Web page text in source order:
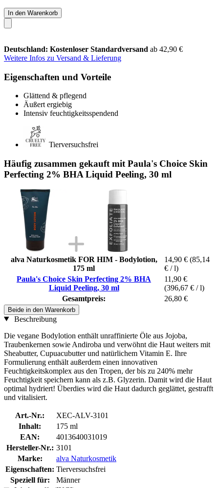
In den Warenkorb
Deutschland: Kostenloser Standardversand ab 42,90 €
Weitere Infos zu Versand & Lieferung
Eigenschaften und Vorteile
Glättend & pflegend
Äußert ergiebig
Intensiv feuchtigkeitsspendend
Tierversuchsfrei
Häufig zusammen gekauft mit Paula's Choice Skin
Perfecting 2% BHA Liquid Peeling, 30 ml
alva Naturkosmetik FOR HIM - Bodylotion,
175 ml
14,90 € (85,14
€ / l)
Paula's Choice Skin Perfecting 2% BHA
Liquid Peeling, 30 ml
11,90 €
(396,67 € / l)
Gesamtpreis:
26,80 €
Beide in den Warenkorb
Beschreibung
Die vegane Bodylotion enthält unraffinierte Öle aus Jojoba,
Traubenkernen sowie Andiroba und verwöhnt die Haut weiters mit
Sheabutter, Cupuacubutter und natürlichem Vitamin E. Ihre
Formulierung enthält außerdem einen innovativen
Feuchtigkeitskomplex aus den Tropen, der bis zu 240% mehr
Feuchtigkeit speichern kann als z.B. Glyzerin. Damit wird die Haut
optimal hydriert! Überdies wird die Haut dadurch geglättet, gestrafft
und vitalisiert.
Art.-Nr.:
XEC-ALV-3101
Inhalt:
175 ml
EAN:
4013640031019
Hersteller-Nr.: 3101
Marke:
alva Naturkosmetik
Eigenschaften: Tierversuchsfrei
Speziell für:
Männer